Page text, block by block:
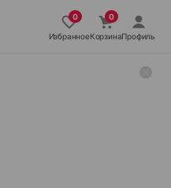
ИзбранноеКорзинаПрофиль